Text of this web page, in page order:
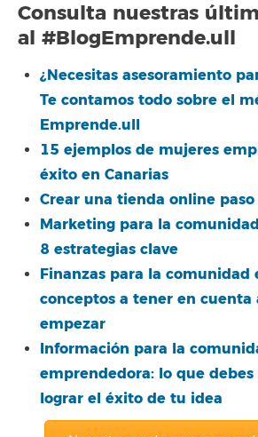
Consulta nuestras
al #BlogEmprende.ull
¿Necesitas asesoramiento
Te contamos todo sobre el
Emprende.ull
15 ejemplos de mujeres
éxito en Canarias
Crear una tienda online paso
Marketing para la
8 estrategias clave
Finanzas para la comunidad
conceptos a tener en cuenta
empezar
Información para la
emprendedora: lo que
lograr el éxito de tu idea